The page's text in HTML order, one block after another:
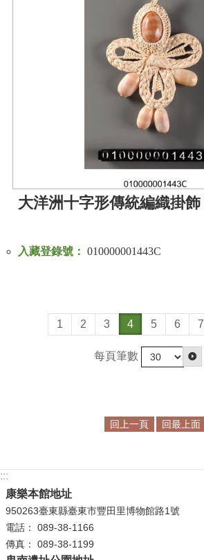
大洋洲十字形傳統編織掛飾
入藏登錄號： 010000001443C
1 2 3 4 5 6 7
每頁筆數
回上一頁 回最上面
:::
康樂本館地址
950263臺東縣臺東市豐田里博物館路1號
電話： 089-38-1166
傳真： 089-38-1199